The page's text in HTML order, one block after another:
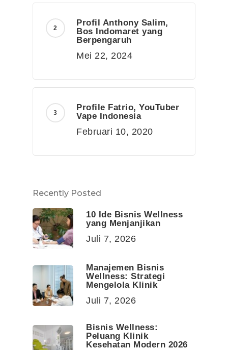
Profil Anthony Salim,
Bos Indomaret yang
Berpengaruh
Mei 22, 2024
Profile Fatrio, YouTuber
Vape Indonesia
Februari 10, 2020
Recently Posted
10 Ide Bisnis Wellness
yang Menjanjikan
Juli 7, 2026
Manajemen Bisnis
Wellness: Strategi
Mengelola Klinik
Juli 7, 2026
Bisnis Wellness:
Peluang Klinik
Kesehatan Modern 2026